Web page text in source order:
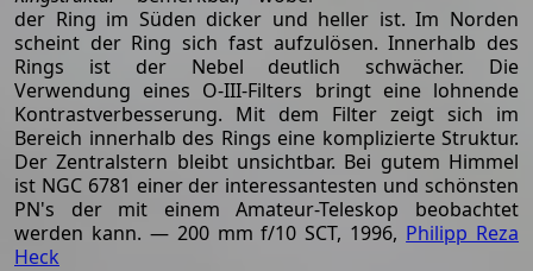
der Ring im Süden dicker und heller ist. Im Norden
scheint der Ring sich fast aufzulösen. Innerhalb des
Rings ist der Nebel deutlich schwächer. Die
Verwendung eines O-III-Filters bringt eine lohnende
Kontrastverbesserung. Mit dem Filter zeigt sich im
Bereich innerhalb des Rings eine komplizierte Struktur.
Der Zentralstern bleibt unsichtbar. Bei gutem Himmel
ist NGC 6781 einer der interessantesten und schönsten
PN's der mit einem Amateur-Teleskop beobachtet
werden kann. — 200 mm f/10 SCT, 1996, Philipp Reza
Heck